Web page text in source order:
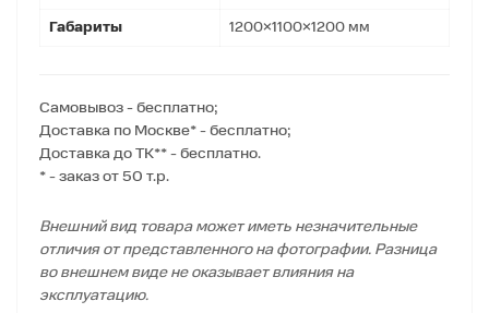
Габариты 1200×1100×1200 мм
Самовывоз - бесплатно;
Доставка по Москве* - бесплатно;
Доставка до ТК** - бесплатно.
* - заказ от 50 т.р.
Внешний вид товара может иметь незначительные
отличия от представленного на фотографии. Разница
во внешнем виде не оказывает влияния на
эксплуатацию.